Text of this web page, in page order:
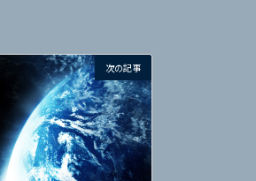
次の記事